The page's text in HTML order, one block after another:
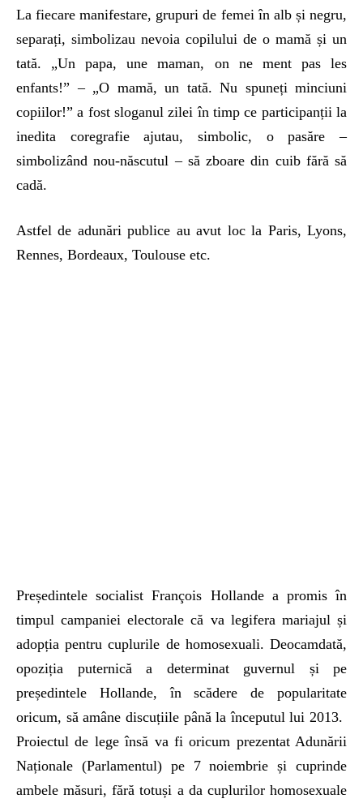
La fiecare manifestare, grupuri de femei în alb și negru,
separați, simbolizau nevoia copilului de o mamă și un
tată. „Un papa, une maman, on ne ment pas les
enfants!” – „O mamă, un tată. Nu spuneți minciuni
copiilor!” a fost sloganul zilei în timp ce participanții la
inedita coregrafie ajutau, simbolic, o pasăre –
simbolizând nou-născutul – să zboare din cuib fără să
cadă.
Astfel de adunări publice au avut loc la Paris, Lyons,
Rennes, Bordeaux, Toulouse etc.
Președintele socialist François Hollande a promis în
timpul campaniei electorale că va legifera mariajul și
adopția pentru cuplurile de homosexuali. Deocamdată,
opoziția puternică a determinat guvernul și pe
președintele Hollande, în scădere de popularitate
oricum, să amâne discuțiile până la începutul lui 2013.
Proiectul de lege însă va fi oricum prezentat Adunării
Naționale (Parlamentul) pe 7 noiembrie și cuprinde
ambele măsuri, fără totuși a da cuplurilor homosexuale